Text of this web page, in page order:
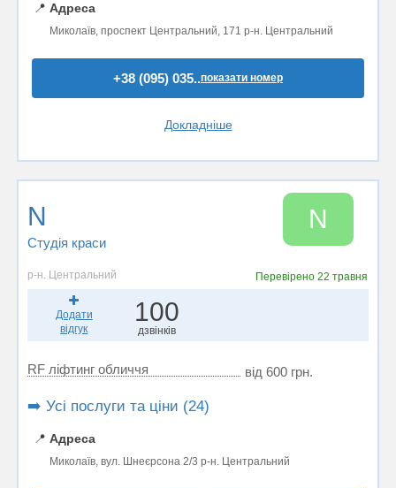
📍 Адреса
Миколаїв, проспект Центральний, 171 р-н. Центральний
+38 (095) 035..показати номер
Докладніше
N
Студія краси
N
р-н. Центральний Перевірено22 травня
Додати
відгук
100
дзвінків
RF ліфтинг обличчя від 600 грн.
➡️ Усі послуги та ціни (24)
📍 Адреса
Миколаїв, вул. Шнеєрсона 2/3 р-н. Центральний